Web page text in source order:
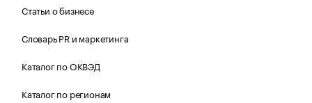
Статьи о бизнесе
Словарь PR и маркетинга
Каталог по ОКВЭД
Каталог по регионам